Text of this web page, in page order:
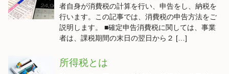
者自身が消費税の計算を行い、申告をし、納税を
行います。この記事では、消費税の申告方法をご
説明します。 ■確定申告消費税に関しては、事業
者は、課税期間の末日の翌日から２ […]
所得税とは